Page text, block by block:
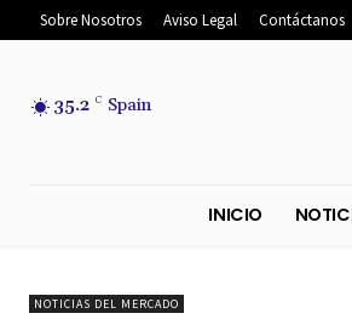
Sobre Nosotros Aviso Legal Contáctanos
35.2 C Spain
NOTICIAS DEL MERCADO